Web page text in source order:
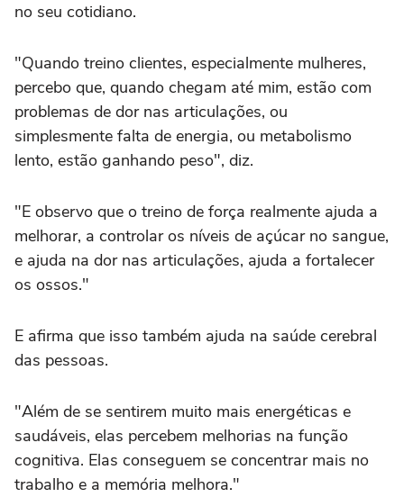
no seu cotidiano.
"Quando treino clientes, especialmente mulheres,
percebo que, quando chegam até mim, estão com
problemas de dor nas articulações, ou
simplesmente falta de energia, ou metabolismo
lento, estão ganhando peso", diz.
"E observo que o treino de força realmente ajuda a
melhorar, a controlar os níveis de açúcar no sangue,
e ajuda na dor nas articulações, ajuda a fortalecer
os ossos."
E afirma que isso também ajuda na saúde cerebral
das pessoas.
"Além de se sentirem muito mais energéticas e
saudáveis, elas percebem melhorias na função
cognitiva. Elas conseguem se concentrar mais no
trabalho e a memória melhora."